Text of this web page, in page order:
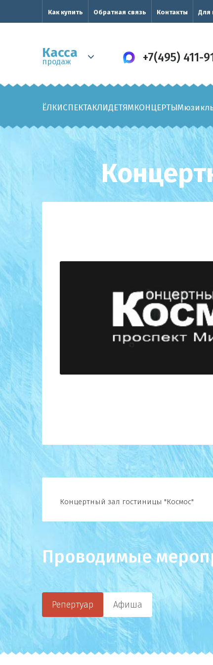
Как купить Обратная связь Контакты Для
Касса
продаж +7(495) 411-
ЁЛКИСПЕКТАКЛИДЕТЯМКОНЦЕРТЫ
Концертный зал гостиницы "Космос"
Проводимые
Репертуар Афиша